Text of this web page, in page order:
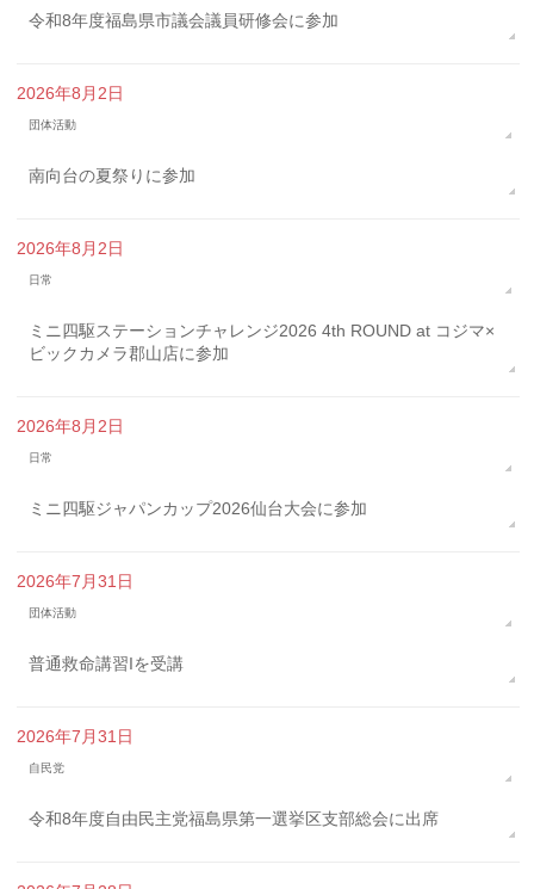
令和8年度福島県市議会議員研修会に参加
2026年8月2日
団体活動
南向台の夏祭りに参加
2026年8月2日
日常
ミニ四駆ステーションチャレンジ2026 4th ROUND at コジマ×
ビックカメラ郡山店に参加
2026年8月2日
日常
ミニ四駆ジャパンカップ2026仙台大会に参加
2026年7月31日
団体活動
普通救命講習Iを受講
2026年7月31日
自民党
令和8年度自由民主党福島県第一選挙区支部総会に出席